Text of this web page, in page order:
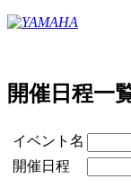
開催日程一
イベント名
開催日程